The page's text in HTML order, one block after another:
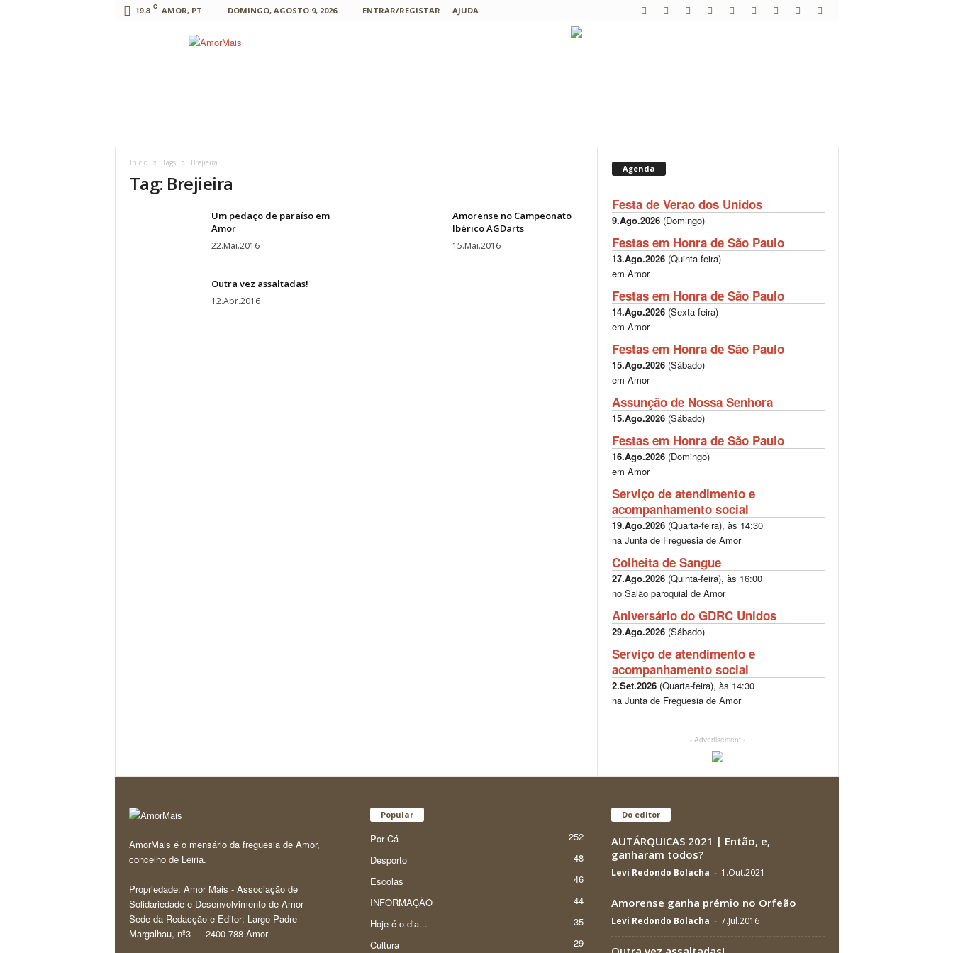
19.8 C AMOR, PT DOMINGO, AGOSTO 9, 2026 ENTRAR/REGISTAR AJUDA
Início Tags Brejieira
Tag: Brejieira
Um pedaço de paraíso em
Amor
22.Mai.2016
Amorense no Campeonato
Ibérico AGDarts
15.Mai.2016
Outra vez assaltadas!
12.Abr.2016
Agenda
Festa de Verao dos Unidos
9.Ago.2026(Domingo)
Festas em Honra de São Paulo
13.Ago.2026(Quinta-feira)
em Amor
Festas em Honra de São Paulo
14.Ago.2026(Sexta-feira)
em Amor
Festas em Honra de São Paulo
15.Ago.2026(Sábado)
em Amor
Assunção de Nossa Senhora
15.Ago.2026(Sábado)
Festas em Honra de São Paulo
16.Ago.2026(Domingo)
em Amor
Serviço de atendimento e
acompanhamento social
19.Ago.2026(Quarta-feira), às 14:30
na Junta de Freguesia de Amor
Colheita de Sangue
27.Ago.2026(Quinta-feira), às 16:00
no Salão paroquial de Amor
Aniversário do GDRC Unidos
29.Ago.2026(Sábado)
Serviço de atendimento e
acompanhamento social
2.Set.2026(Quarta-feira), às 14:30
na Junta de Freguesia de Amor
- Advertisement -
AmorMais é o mensário da freguesia de Amor,
concelho de Leiria.
Propriedade: Amor Mais - Associação de
Solidariedade e Desenvolvimento de Amor
Sede da Redacção e Editor: Largo Padre
Margalhau, nº3 — 2400-788 Amor
Popular
Por Cá
252
Desporto
48
Escolas
46
INFORMAÇÃO
44
Hoje é o dia...
35
Cultura
29
Do editor
AUTÁRQUICAS 2021 | Então, e,
ganharam todos?
Levi Redondo Bolacha - 1.Out.2021
Amorense ganha prémio no Orfeão
Levi Redondo Bolacha - 7.Jul.2016